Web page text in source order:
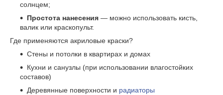
солнцем;
Простота нанесения — можно использовать кисть,
валик или краскопульт.
Где применяются акриловые краски?
Стены и потолки в квартирах и домах
Кухни и санузлы (при использовании влагостойких
составов)
Деревянные поверхности и радиаторы